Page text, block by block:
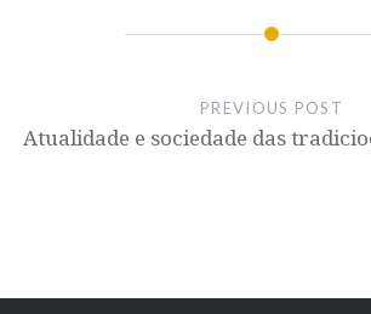
PREVIOUS POST
Atualidade e sociedade das